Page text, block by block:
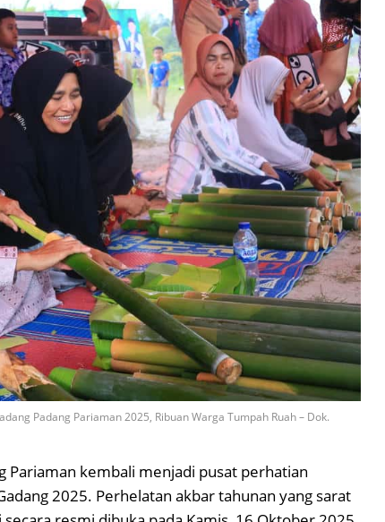
Padang Pariaman 2025, Ribuan Warga Tumpah Ruah – Dok.
Pariaman kembali menjadi pusat perhatian
2025. Perhelatan akbar tahunan yang sarat